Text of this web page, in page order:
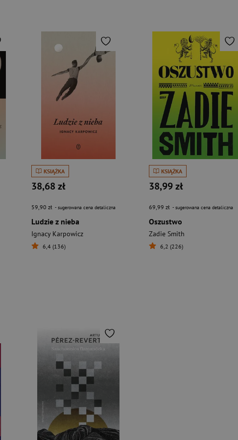
KSIĄŻKA
38,68 zł
59,90 zł - sugerowana cena detaliczna
Ludzie z nieba
Ignacy Karpowicz
6,4 (136)
KSIĄŻKA
38,99 zł
69,99 zł - sugerowana cena detaliczna
Oszustwo
Zadie Smith
6,2 (226)